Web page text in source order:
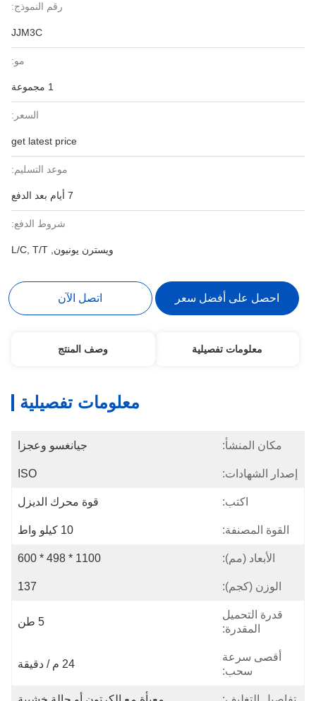
رقم النموذج:
JJM3C
مو:
السعر:
get latest price
موعد التسليم:
شروط الدفع:
ويسترن يونيون, L/C, T/T
احصل على أفضل سعر اتصل الآن
معلومات تفصيلية وصف المنتج
معلومات تفصيلية
مكان المنشأ: جيانغسو وعجزا
إصدار الشهادات: ISO
اكتب: قوة محرك الديزل
القوة المصنفة: 10 كيلو واط
الأبعاد (مم): 1100 * 498 * 600
الوزن (كجم): 137
قدرة التحميل
المقدرة:
5 طن
أقصى سرعة
سحب:
24 م / دقيقة